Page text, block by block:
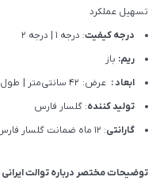
تسهیل عملکرد
درجه کیفیت: درجه 1 | درجه 2
ریم: باز
ابعاد : عرض: 42 سانتی‌متر | طول: 52 سانتی‌متر | ارتفاع: 19.5 سانتی‌متر
تولید کننده: گلسار فارس
گارانتی: 12 ماه ضمانت گلسار فارس
توضیحات مختصر درباره توالت